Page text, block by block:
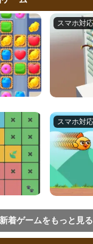
新着ゲームをもっと見る